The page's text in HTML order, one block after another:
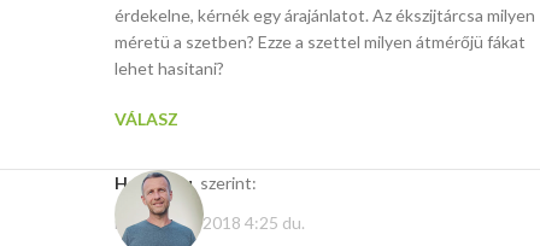
érdekelne, kérnék egy árajánlatot. Az ékszijtárcsa milyen
méretü a szetben? Ezze a szettel milyen átmérőjü fákat
lehet hasitani?
VÁLASZ
Hasito.hu szerint:
március 12, 2018 4:25 du.